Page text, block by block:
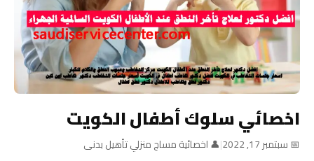
اخصائي سلوك أطفال الكويت
📅 سبتمبر 17, 2022 |👤 اخصائية مساج منزلي تأهيل بدنى